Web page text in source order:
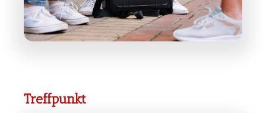
Treffpunkt